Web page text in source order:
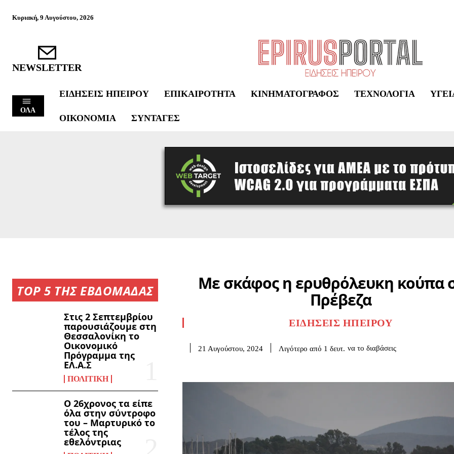
Κυριακή, 9 Αυγούστου, 2026
NEWSLETTER
ΟΛΑ
ΕΙΔΉΣΕΙΣ ΗΠΕΊΡΟΥ ΕΠΙΚΑΙΡΌΤΗΤΑ ΚΙΝΗΜΑΤΟΓΡΆΦΟΣ ΤΕΧΝΟΛΟΓΊΑ
ΟΙΚΟΝΟΜΊΑ ΣΥΝΤΑΓΈΣ
TOP 5 ΤΗΣ ΕΒΔΟΜΑΔΑΣ
Στις 2 Σεπτεμβρίου
παρουσιάζουμε στη
Θεσσαλονίκη το
Οικονομικό
Πρόγραμμα της
ΕΛ.Α.Σ
ΠΟΛΙΤΙΚΉ
Ο 26χρονος τα είπε
όλα στην σύντροφο
του – Μαρτυρικό το
τέλος της
εθελόντριας
Με σκάφος η ερυθρόλευκη κούπα
Πρέβεζα
ΕΙΔΉΣΕΙΣ ΗΠΕΊΡΟΥ
21 Αυγούστου, 2024 Λιγότερο από 1 δευτ. να το διαβάσεις